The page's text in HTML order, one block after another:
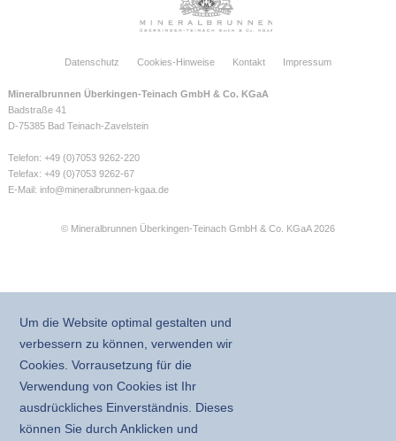
Datenschutz Cookies-Hinweise Kontakt Impressum
Mineralbrunnen Überkingen-Teinach GmbH & Co. KGaA
Badstraße 41
D-75385 Bad Teinach-Zavelstein
Telefon: +49 (0)7053 9262-220
Telefax: +49 (0)7053 9262-67
E-Mail: info@mineralbrunnen-kgaa.de
© Mineralbrunnen Überkingen-Teinach GmbH & Co. KGaA 2026
Um die Website optimal gestalten und
verbessern zu können, verwenden wir
Cookies. Vorrausetzung für die
Verwendung von Cookies ist Ihr
ausdrückliches Einverständnis. Dieses
können Sie durch Anklicken und